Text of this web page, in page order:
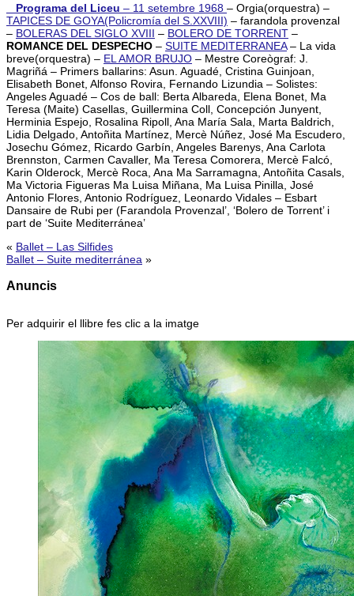
_ Programa del Liceu – 11 setembre 1968 – Orgia(orquestra) –
TAPICES DE GOYA(Policromía del S.XXVIII) – farandola provenzal
– BOLERAS DEL SIGLO XVIII – BOLERO DE TORRENT –
ROMANCE DEL DESPECHO – SUITE MEDITERRANEA– La vida
breve(orquestra) – EL AMOR BRUJO – Mestre Coreògraf: J.
Magriñá – Primers ballarins: Asun. Aguadé, Cristina Guinjoan,
Elisabeth Bonet, Alfonso Rovira, Fernando Lizundia – Solistes:
Angeles Aguadé – Cos de ball: Berta Albareda, Elena Bonet, Ma
Teresa (Maite) Casellas, Guillermina Coll, Concepción Junyent,
Herminia Espejo, Rosalina Ripoll, Ana María Sala, Marta Baldrich,
Lidia Delgado, Antoñita Martínez, Mercè Núñez, José Ma Escudero,
Josechu Gómez, Ricardo Garbín, Angeles Barenys, Ana Carlota
Brennston, Carmen Cavaller, Ma Teresa Comorera, Mercè Falcó,
Karin Olderock, Mercè Roca, Ana Ma Sarramagna, Antoñita Casals,
Ma Victoria Figueras Ma Luisa Miñana, Ma Luisa Pinilla, José
Antonio Flores, Antonio Rodríguez, Leonardo Vidales – Esbart
Dansaire de Rubi per (Farandola Provenzal’, ‘Bolero de Torrent’ i
part de ‘Suite Mediterránea’
« Ballet – Las Silfides
Ballet – Suite mediterránea »
Anuncis
Per adquirir el llibre fes clic a la imatge